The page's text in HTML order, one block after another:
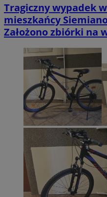
Tragiczny wypadek
mieszkańcy
Założono zbiórki na